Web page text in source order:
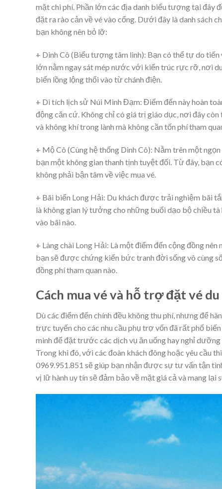
mặt chi phí. Phần lớn các địa danh biểu tượng tại đây
đặt ra rào cản về vé vào cổng. Dưới đây là danh sách
bạn không nên bỏ lỡ:
+ Dinh Cô (Biểu tượng tâm linh): Bạn có thể tự do
lớn nằm ngay sát mép nước với kiến trúc rực rỡ, nơi
biển lồng lộng thổi vào từ chánh điện.
+ Di tích lịch sử Núi Minh Đạm: Điểm đến này hoàn
động căn cứ. Không chỉ có giá trị giáo dục, nơi đây
và không khí trong lành mà không cần tốn phí tham
+ Mộ Cô (Cùng hệ thống Dinh Cô): Nằm trên một
bạn một không gian thanh tịnh tuyệt đối. Từ đây, bạn
không phải bận tâm về việc mua vé.
+ Bãi biển Long Hải: Du khách được trải nghiệm bãi
là không gian lý tưởng cho những buổi dạo bộ chiều
vào bãi nào.
+ Làng chài Long Hải: Là một điểm đến cộng đồng
bạn sẽ được chứng kiến bức tranh đời sống vô cùng
đồng phí tham quan nào.
Cách mua vé và hỗ trợ đặt vé
Dù các điểm đến chính đều không thu phí, nhưng để
trực tuyến cho các nhu cầu phụ trợ vốn đã rất phổ
minh để đặt trước các dịch vụ ăn uống hay nghỉ
Trong khi đó, với các đoàn khách đông hoặc yêu cầu
0969.951.851 sẽ giúp bạn nhận được sự tư vấn tận
vị lữ hành uy tín sẽ đảm bảo về mặt giá cả và mang